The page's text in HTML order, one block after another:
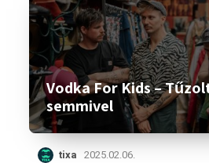
Vodka For Kids –
semmivel
tixa 2025.02.06.